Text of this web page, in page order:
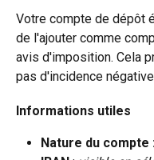
Votre compte de dépôt
de l'ajouter comme
avis d'imposition. Cela
pas d'incidence
Informations utiles
Nature du compte